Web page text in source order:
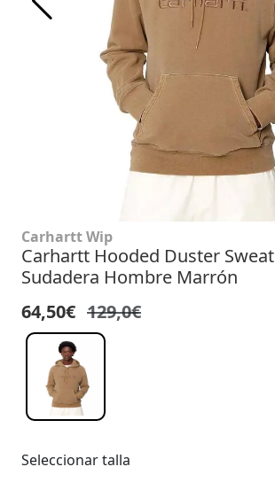
Carhartt Wip
Carhartt Hooded Duster Sweat
Sudadera Hombre Marrón
64,50€ 129,0€
Seleccionar talla